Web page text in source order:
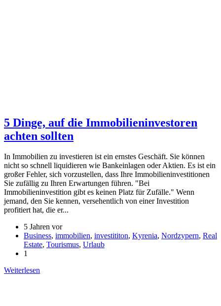
5 Dinge, auf die Immobilieninvestoren
achten sollten
In Immobilien zu investieren ist ein ernstes Geschäft. Sie können
nicht so schnell liquidieren wie Bankeinlagen oder Aktien. Es ist ein
großer Fehler, sich vorzustellen, dass Ihre Immobilieninvestitionen
Sie zufällig zu Ihren Erwartungen führen. "Bei
Immobilieninvestition gibt es keinen Platz für Zufälle." Wenn
jemand, den Sie kennen, versehentlich von einer Investition
profitiert hat, die er...
5 Jahren vor
Business, immobilien, investititon, Kyrenia, Nordzypern, Real
Estate, Tourismus, Urlaub
1
Weiterlesen